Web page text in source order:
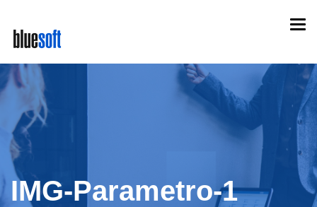
main
content
IMG-Parametro-1